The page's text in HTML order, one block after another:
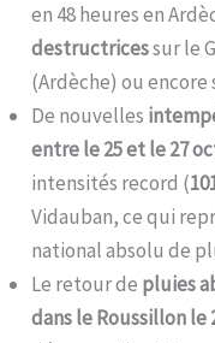
en 48 heures en
destructricessur le
(Ardèche) ou encore
De nouvelles
entre le 25 et le 27
intensités record (
Vidauban, ce qui
national absolu de
Le retour de pluies
dans le Roussillon le